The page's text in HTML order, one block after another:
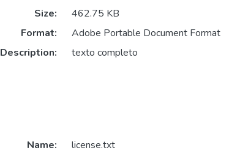
Size:
462.75 KB
Format:
Adobe Portable Document Format
Description:
texto completo
Name:
license.txt